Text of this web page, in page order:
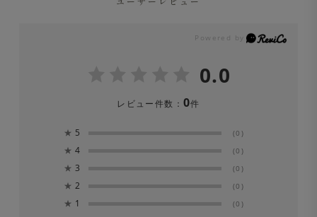
0.0
レビュー件数： 0件
★ 5 (0)
★ 4 (0)
★ 3 (0)
★ 2 (0)
★ 1 (0)